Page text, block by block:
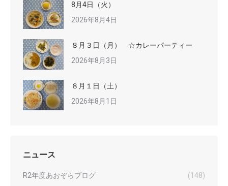
8月4日（火）
2026年8月4日
８月３日（月） ☆カレーパーティー
2026年8月3日
８月１日（土）
2026年8月1日
ニュース
R2年度あおぞらブログ (148)